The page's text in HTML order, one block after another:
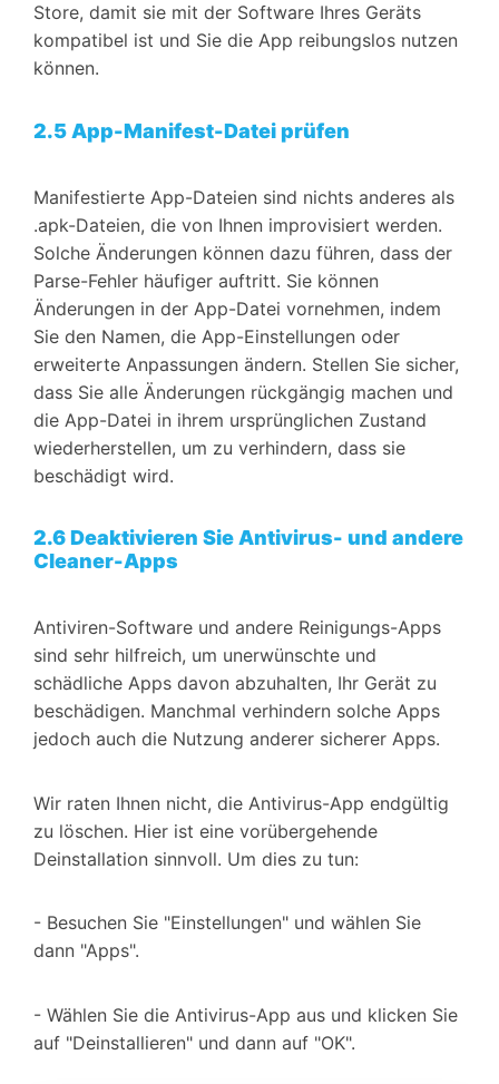
Store, damit sie mit der Software Ihres Geräts
kompatibel ist und Sie die App reibungslos nutzen
können.
2.5 App-Manifest-Datei prüfen
Manifestierte App-Dateien sind nichts anderes als
.apk-Dateien, die von Ihnen improvisiert werden.
Solche Änderungen können dazu führen, dass der
Parse-Fehler häufiger auftritt. Sie können
Änderungen in der App-Datei vornehmen, indem
Sie den Namen, die App-Einstellungen oder
erweiterte Anpassungen ändern. Stellen Sie sicher,
dass Sie alle Änderungen rückgängig machen und
die App-Datei in ihrem ursprünglichen Zustand
wiederherstellen, um zu verhindern, dass sie
beschädigt wird.
2.6 Deaktivieren Sie Antivirus- und andere
Cleaner-Apps
Antiviren-Software und andere Reinigungs-Apps
sind sehr hilfreich, um unerwünschte und
schädliche Apps davon abzuhalten, Ihr Gerät zu
beschädigen. Manchmal verhindern solche Apps
jedoch auch die Nutzung anderer sicherer Apps.
Wir raten Ihnen nicht, die Antivirus-App endgültig
zu löschen. Hier ist eine vorübergehende
Deinstallation sinnvoll. Um dies zu tun:
- Besuchen Sie "Einstellungen" und wählen Sie
dann "Apps".
- Wählen Sie die Antivirus-App aus und klicken Sie
auf "Deinstallieren" und dann auf "OK".